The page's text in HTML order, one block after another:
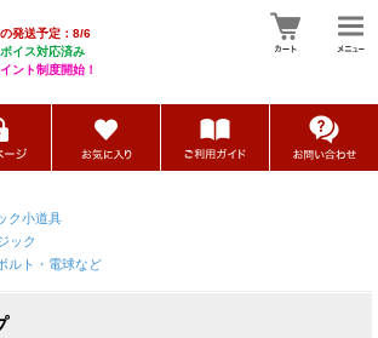
の発送予定：8/6
イス対応済み
ント制度開始！
ク小道具
ック
ルト・電球など